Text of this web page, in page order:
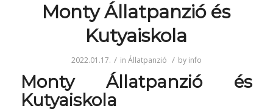
Monty Állatpanzió és
Kutyaiskola
2022.01.17. / in Állatpanzió / by info
Monty Állatpanzió és
Kutyaiskola